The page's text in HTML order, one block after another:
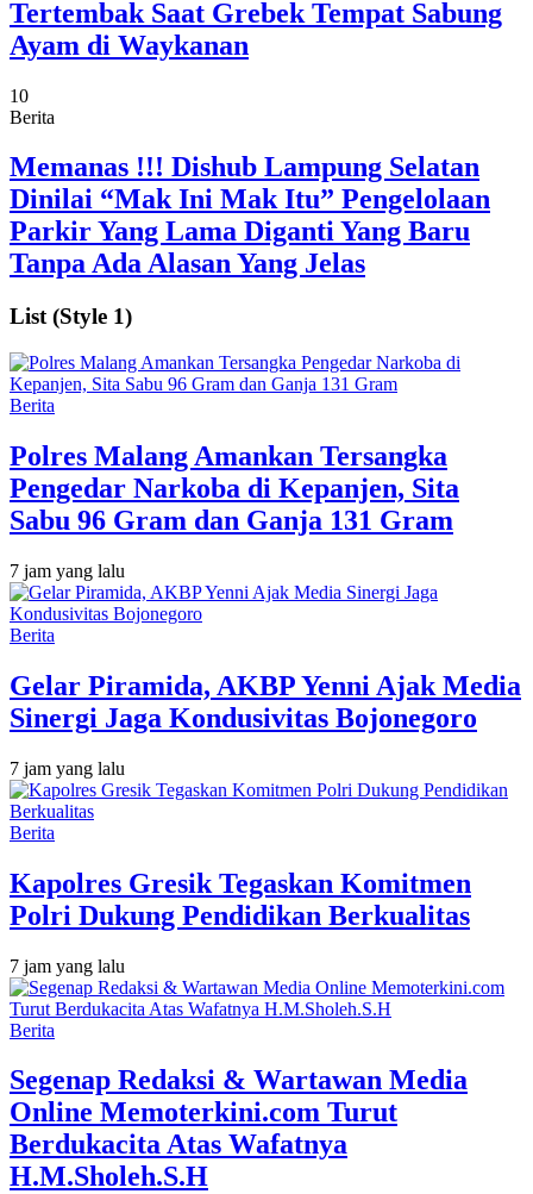
Tertembak Saat Grebek Tempat Sabung
Ayam di Waykanan
10
Berita
Memanas !!! Dishub Lampung Selatan
Dinilai “Mak Ini Mak Itu” Pengelolaan
Parkir Yang Lama Diganti Yang Baru
Tanpa Ada Alasan Yang Jelas
List (Style 1)
Berita
Polres Malang Amankan Tersangka
Pengedar Narkoba di Kepanjen, Sita
Sabu 96 Gram dan Ganja 131 Gram
7 jam yang lalu
Berita
Gelar Piramida, AKBP Yenni Ajak Media
Sinergi Jaga Kondusivitas Bojonegoro
7 jam yang lalu
Berita
Kapolres Gresik Tegaskan Komitmen
Polri Dukung Pendidikan Berkualitas
7 jam yang lalu
Berita
Segenap Redaksi & Wartawan Media
Online Memoterkini.com Turut
Berdukacita Atas Wafatnya
H.M.Sholeh.S.H